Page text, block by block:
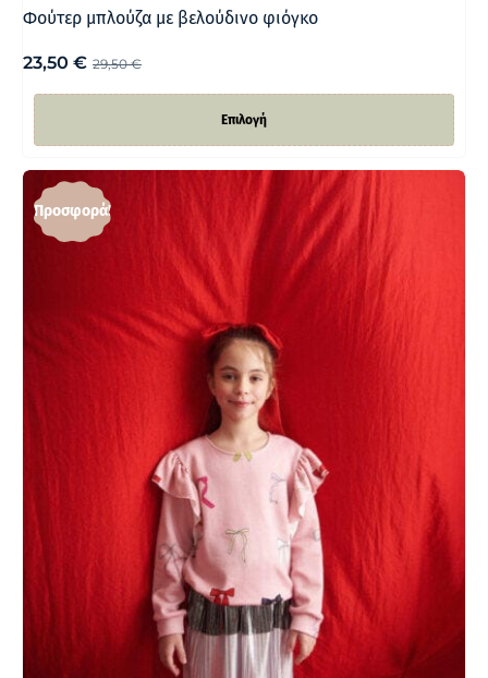
Φούτερ μπλούζα με βελούδινο φιόγκο
29,50€
23,50 €
Επιλογή
Προσφορά!